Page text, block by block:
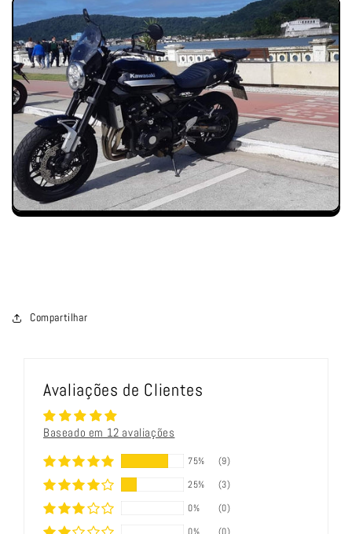
Compartilhar
Avaliações de Clientes
Baseado em 12 avaliações
75%
(9)
25%
(3)
0%
(0)